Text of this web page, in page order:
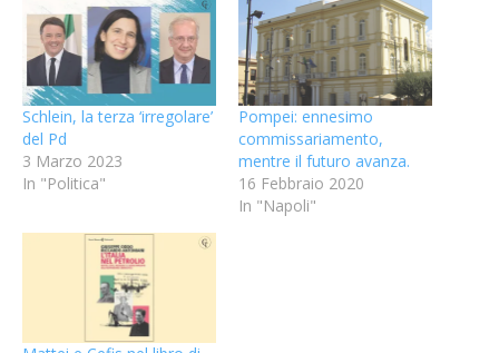
Schlein, la terza ‘irregolare’
del Pd
3 Marzo 2023
In "Politica"
Pompei: ennesimo
commissariamento,
mentre il futuro avanza.
16 Febbraio 2020
In "Napoli"